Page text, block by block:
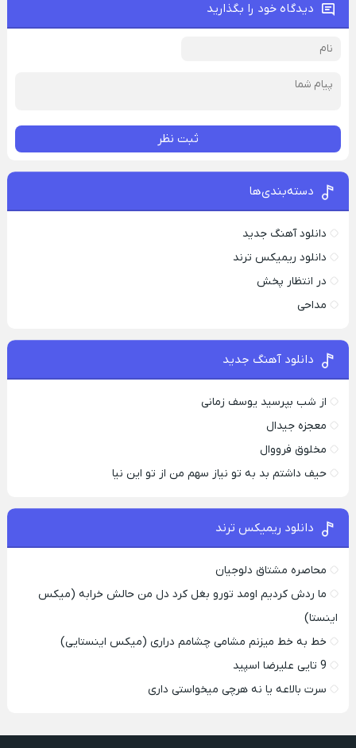
دیدگاه خود را بگذارید
ثبت نظر
دسته‌بندی‌ها
دانلود آهنگ جدید
دانلود ریمیکس ترند
در انتظار پخش
مداحی
دانلود آهنگ جدید
از شب بپرسید یوسف زمانی
معجزه جیدال
مخلوق فرووال
حیف داشتم بد به تو نیاز سهم من از تو این نیا
دانلود ریمیکس ترند
محاصره مشتاق دلوجیان
ما ردش کردیم اومد تورو بغل کرد دل من حالش خرابه (میکس
اینستا)
خط به خط میزنم مشامی چشامم دراری (میکس اینستایی)
9 تایی علیرضا اسپید
سرت بالاعه یا نه هرچی میخواستی داری